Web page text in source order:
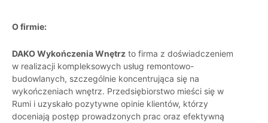
O firmie:
DAKO Wykończenia Wnętrz to firma z doświadczeniem
w realizacji kompleksowych usług remontowo-
budowlanych, szczególnie koncentrująca się na
wykończeniach wnętrz. Przedsiębiorstwo mieści się w
Rumi i uzyskało pozytywne opinie klientów, którzy
doceniają postęp prowadzonych prac oraz efektywną